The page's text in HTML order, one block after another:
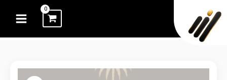
إلى
المحتوى